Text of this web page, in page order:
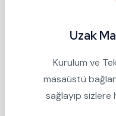
Uzak
Kurulum ve
masaüstü
sağlayıp sizlere